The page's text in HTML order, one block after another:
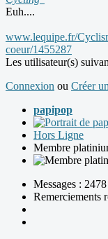
Euh....
www.lequipe.fr/
coeur/1455287
Les utilisateur(s)
Connexion ou Créer
papipop
Hors Ligne
Membre
Messages : 2478
Remerciements